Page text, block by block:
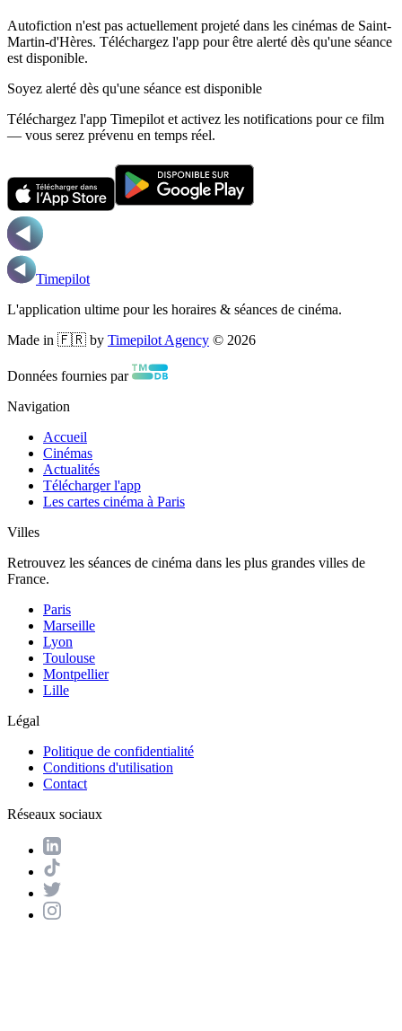
Autofiction n'est pas actuellement projeté dans les cinémas de Saint-
Martin-d'Hères. Téléchargez l'app pour être alerté dès qu'une séance
est disponible.
Soyez alerté dès qu'une séance est disponible
Téléchargez l'app Timepilot et activez les notifications pour ce film
— vous serez prévenu en temps réel.
Timepilot
L'application ultime pour les horaires & séances de cinéma.
Made in 🇫🇷 by Timepilot Agency © 2026
Données fournies par
Navigation
Accueil
Cinémas
Actualités
Télécharger l'app
Les cartes cinéma à Paris
Villes
Retrouvez les séances de cinéma dans les plus grandes villes de
France.
Paris
Marseille
Lyon
Toulouse
Montpellier
Lille
Légal
Politique de confidentialité
Conditions d'utilisation
Contact
Réseaux sociaux